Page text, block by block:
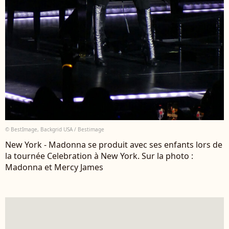
© BestImage, Backgrid USA / Bestimage
New York - Madonna se produit avec ses enfants lors de
la tournée Celebration à New York. Sur la photo :
Madonna et Mercy James